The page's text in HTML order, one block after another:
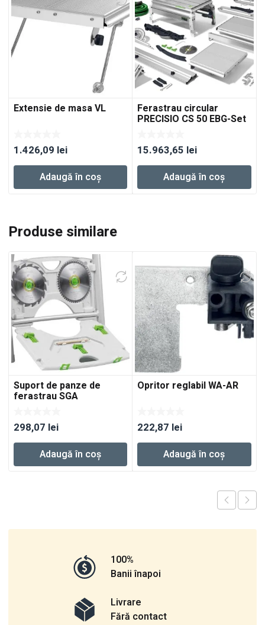
Extensie de masa VL
1.426,09 lei
Adaugă în coș
Ferastrau circular
PRECISIO CS 50 EBG-Set
15.963,65 lei
Adaugă în coș
Produse similare
Suport de panze de
ferastrau SGA
298,07 lei
Adaugă în coș
Opritor reglabil WA-AR
222,87 lei
Adaugă în coș
100%
Banii înapoi
Livrare
Fără contact